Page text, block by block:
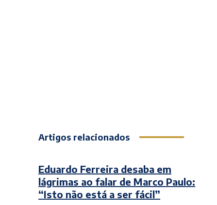
Artigos relacionados
Eduardo Ferreira desaba em
lágrimas ao falar de Marco Paulo:
“Isto não está a ser fácil”